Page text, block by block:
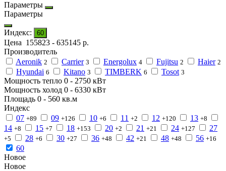
Параметры
Параметры
Индекс: 60
Цена 155823 - 635145 р.
Производитель
Aeronik 2 Carrier 3 Energolux 4 Fujitsu 2 Haier 2
Hyundai 6 Kitano 3 TIMBERK 6 Tosot 3
Мощность тепло 0 - 2750 кВт
Мощность холод 0 - 6330 кВт
Площадь 0 - 560 кв.м
Индекс
07 +89 09 +126 10 +6 11 +2 12 +120 13 +8
14 +8 15 +7 18 +153 20 +2 21 +21 24 +127 27
+5 28 +6 30 +27 36 +48 42 +21 48 +48 56 +16
60
Новое
Новое